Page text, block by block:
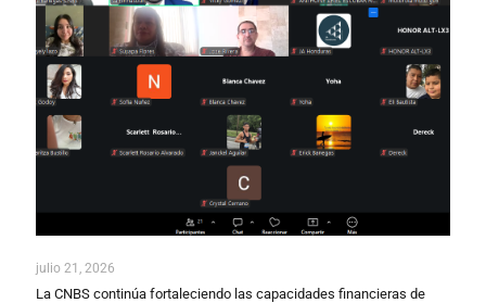
julio 21, 2026
La CNBS continúa fortaleciendo las capacidades financieras de